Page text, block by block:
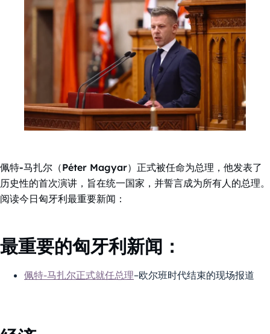
佩特-马扎尔（Péter Magyar）正式被任命为总理，他发表了
历史性的首次演讲，旨在统一国家，并誓言成为所有人的总理。
阅读今日匈牙利最重要新闻：
最重要的匈牙利新闻：
佩特-马扎尔正式就任总理–欧尔班时代结束的现场报道